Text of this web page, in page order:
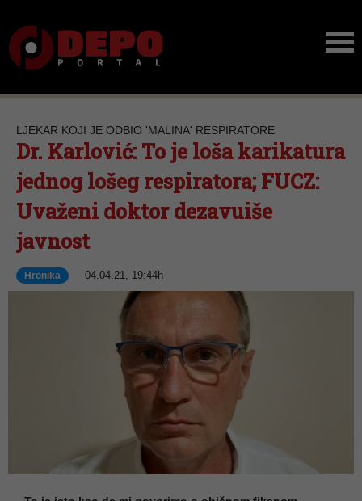
LJEKAR KOJI JE ODBIO 'MALINA' RESPIRATORE
Dr. Karlović: To je loša karikatura
jednog lošeg respiratora; FUCZ:
Uvaženi doktor dezavuiše
javnost
Hronika 04.04.21, 19:44h